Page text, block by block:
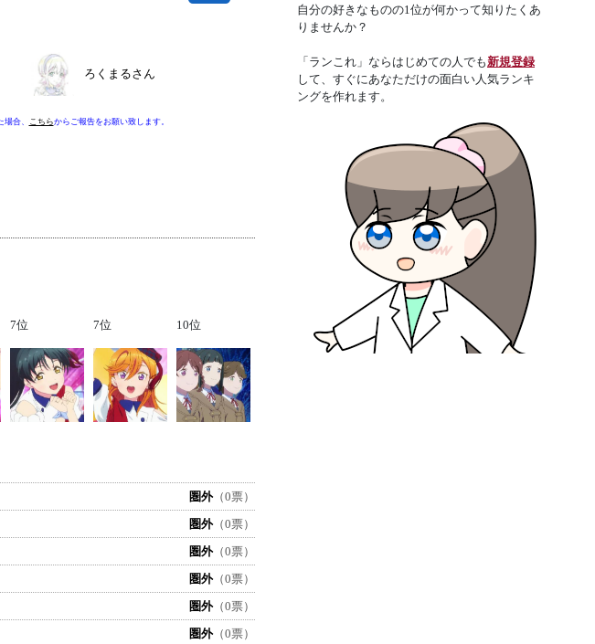
ろくまるさん
合、 こちらからご報告をお願い致します。
7位 7位 10位
圏外（0票）
圏外（0票）
圏外（0票）
圏外（0票）
圏外（0票）
圏外（0票）
自分の好きなものの1位が何かって知りたくあ
りませんか？
「ランこれ」ならはじめての人でも新規登録
して、すぐにあなただけの面白い人気ランキ
ングを作れます。